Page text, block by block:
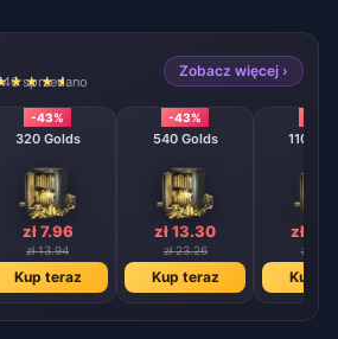
sprzedano
Zobacz więcej ›
-43%
320 Golds
zł 7.96
zł 13.94
Kup teraz
-43%
540 Golds
zł 13.30
zł 23.26
Kup teraz
1100
zł
zł
Kup